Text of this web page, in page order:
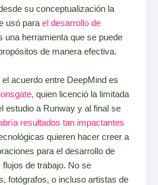
su conceptualización la
usó para el desarrollo de
una herramienta que se puede
de manera efectiva.
acuerdo entre DeepMind es
quien licenció la limitada
estudio a Runway y al final se
resultados tan impactantes
quieren hacer creer a
para el desarrollo de
de trabajo. No se
fotógrafos, o incluso artistas de